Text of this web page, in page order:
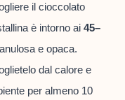
il cioccolato
è intorno ai 45–
e opaca.
dal calore e
per almeno 10